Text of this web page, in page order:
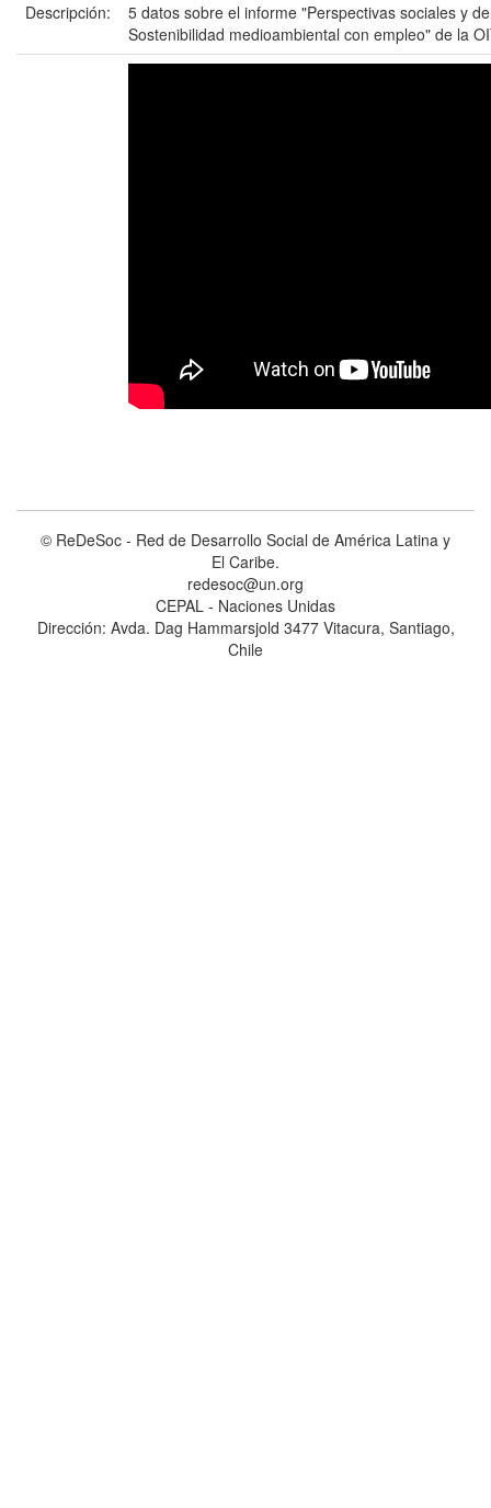
Descripción:
5 datos sobre el informe "Perspectivas sociales y
Sostenibilidad medioambiental con empleo" de la
© ReDeSoc - Red de Desarrollo Social de América Latina y
El Caribe.
redesoc@un.org
CEPAL - Naciones Unidas
Dirección: Avda. Dag Hammarsjold 3477 Vitacura, Santiago,
Chile